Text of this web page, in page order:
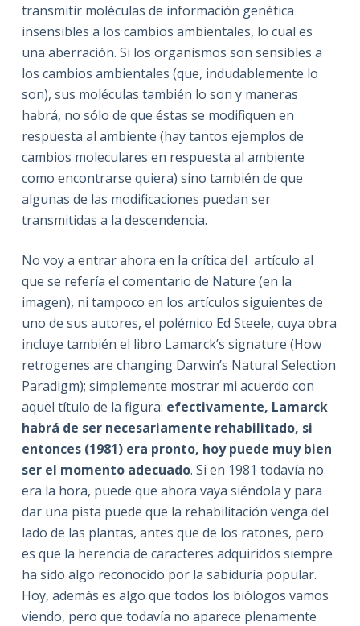
transmitir moléculas de información genética
insensibles a los cambios ambientales, lo cual es
una aberración. Si los organismos son sensibles a
los cambios ambientales (que, indudablemente lo
son), sus moléculas también lo son y maneras
habrá, no sólo de que éstas se modifiquen en
respuesta al ambiente (hay tantos ejemplos de
cambios moleculares en respuesta al ambiente
como encontrarse quiera) sino también de que
algunas de las modificaciones puedan ser
transmitidas a la descendencia.
No voy a entrar ahora en la crítica del artículo al
que se refería el comentario de Nature (en la
imagen), ni tampoco en los artículos siguientes de
uno de sus autores, el polémico Ed Steele, cuya obra
incluye también el libro Lamarck’s signature (How
retrogenes are changing Darwin’s Natural Selection
Paradigm); simplemente mostrar mi acuerdo con
aquel título de la figura: efectivamente, Lamarck
habrá de ser necesariamente rehabilitado, si
entonces (1981) era pronto, hoy puede muy bien
ser el momento adecuado. Si en 1981 todavía no
era la hora, puede que ahora vaya siéndola y para
dar una pista puede que la rehabilitación venga del
lado de las plantas, antes que de los ratones, pero
es que la herencia de caracteres adquiridos siempre
ha sido algo reconocido por la sabiduría popular.
Hoy, además es algo que todos los biólogos vamos
viendo, pero que todavía no aparece plenamente